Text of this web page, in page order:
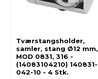
Tværstangsholder,
samler, stang Ø12 mm,
MOD 0831, 316 -
(14083104210) 140831-
042-10 - 4 Stk.